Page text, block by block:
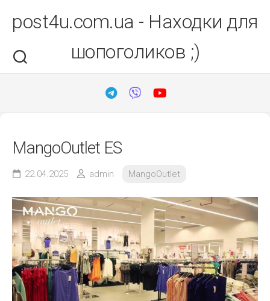
вмістуpost4u.com.ua - Находки для
шопоголиков ;)
MangoOutlet ES
22.04.2025 admin MangoOutlet